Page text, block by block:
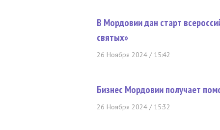
В Мордовии дан старт
святых»
26 Ноября 2024 / 15:42
Бизнес Мордовии получает
26 Ноября 2024 / 15:32